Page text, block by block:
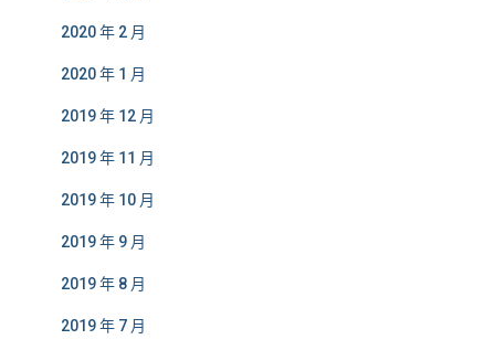
2020 年 2 月
2020 年 1 月
2019 年 12 月
2019 年 11 月
2019 年 10 月
2019 年 9 月
2019 年 8 月
2019 年 7 月